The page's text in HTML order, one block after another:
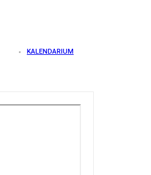
KALENDARIUM